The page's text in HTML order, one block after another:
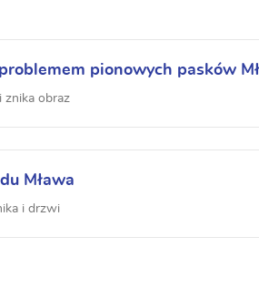
pionowych pasków
znika obraz
Mława
i drzwi